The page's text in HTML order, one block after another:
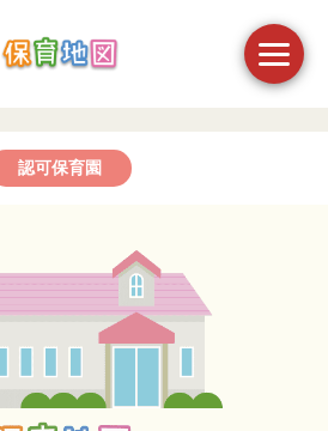
認可保育園